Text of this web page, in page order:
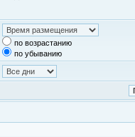
по возрастанию
по убыванию